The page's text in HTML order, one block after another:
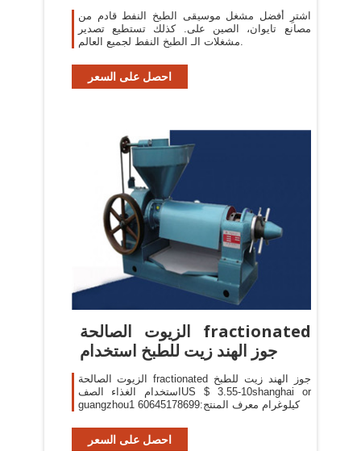
اشترِ أفضل مشغل موسيقى الطبخ النفط قادم من
مصانع تايوان، الصين على. كذلك تستطيع تصدير
مشغلات الـ الطبخ النفط لجميع العالم.
احصل على السعر
الزيوت الصالحة fractionated
جوز الهند زيت للطبخ استخدام
الزيوت الصالحة fractionated جوز الهند زيت للطبخ
استخدام الغذاء الصفUS $ 3.55-10shanghai or
guangzhou1 كيلوغرام معرف المنتج:60645178699
احصل على السعر